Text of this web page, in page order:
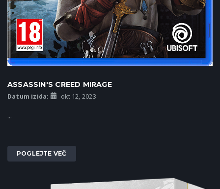
ASSASSIN'S CREED MIRAGE
Datum izida: okt 12, 2023
...
POGLEJTE VEČ